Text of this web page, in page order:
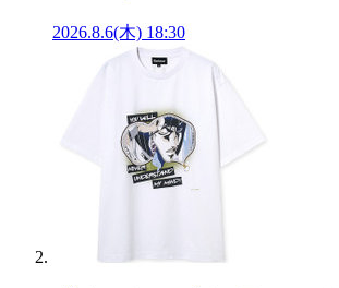
2026.8.6(木) 18:30